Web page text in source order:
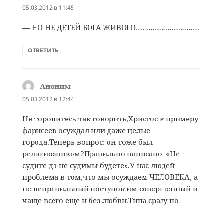
05.03.2012 в 11:45
— НО НЕ ДЕТЕЙ БОГА ЖИВОГО…………………………
ОТВЕТИТЬ
Аноним
05.03.2012 в 12:44
Не торопитесь так говорить,Христос к примеру
фарисеев осуждал или даже целые
города.Теперь вопрос: он тоже был
религиозником?Правильно написано: «Не
судите да не судимы будете».У нас людей
проблема в том,что мы осуждаем ЧЕЛОВЕКА, а
не неправильный поступок им совершенный и
чаще всего еще и без любви.Типа сразу по